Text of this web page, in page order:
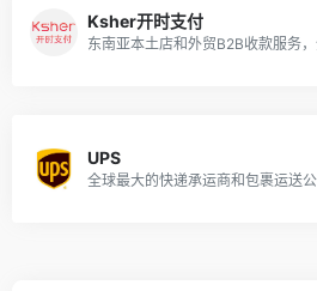
Ksher开时支付
东南亚本土店和外贸B2B收款服务
UPS
全球最大的快递承运商和包裹运送